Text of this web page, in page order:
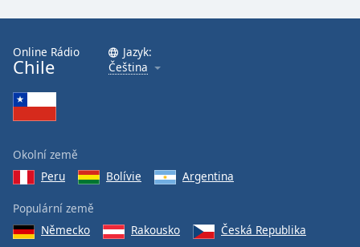
Family
Reset
Dialog
End
dialog
window.
Online Rádio
Chile
Jazyk:
Čeština
Okolní země
Peru
Bolívie Argentina
Populární země
Německo
Rakousko
Česká Republika